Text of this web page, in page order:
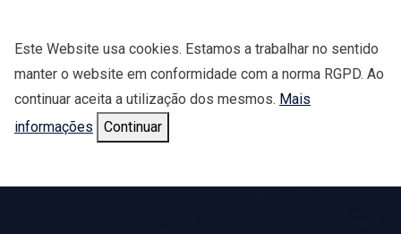
Este Website usa cookies. Estamos a trabalhar no sentido
manter o website em conformidade com a norma RGPD. Ao
continuar aceita a utilização dos mesmos. Mais
informações
Continuar